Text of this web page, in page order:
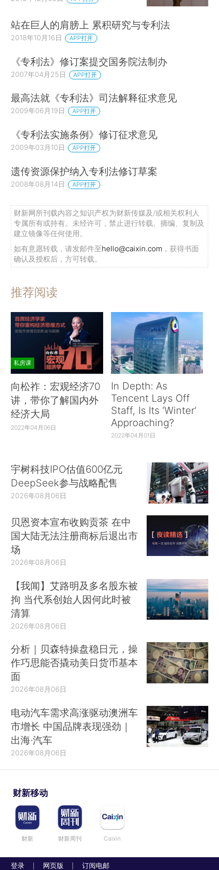
站在巨人的肩膀上 累积研究与专利法
2018年10月16日 APP打开
《专利法》修订案提交国务院法制办
2007年04月25日 APP打开
最高法就《专利法》司法解释征求意见
2009年06月19日 APP打开
《专利法实施条例》修订征求意见
2009年03月10日 APP打开
遗传资源保护纳入专利法修订草案
2008年08月14日 APP打开
财新网所刊载内容之知识产权为财新传媒及/或相关权利人
专属所有或持有。未经许可，禁止进行转载、摘编、复制及
建立镜像等任何使用。
如有意愿转载，请发邮件至hello@caixin.com ，获得书面
确认及授权后，方可转载。
推荐阅读
私房课
向松祚：宏观经济70
讲，带你了解国内外
经济大局
2022年04月06日
In Depth: As
Tencent Lays Off
Staff, Is Its ‘Winter’
Approaching?
2022年04月01日
宇树科技IPO估值600亿元
DeepSeek参与战略配售
2026年08月06日
贝恩资本宣布收购贡茶 在中
国大陆无法注册商标后退出市
场
2026年08月06日
【我闻】艾路明及多名股东被
拘 当代系创始人因何此时被
清算
2026年08月06日
分析｜贝森特操盘稳日元，操
作巧思能否撬动美日货币基本
面
2026年08月06日
电动汽车需求高涨驱动澳洲车
市增长 中国品牌表现强劲｜
出海·汽车
2026年08月06日
财新移动
财新 财新周刊 Caixin
登录 网页版 订阅电邮